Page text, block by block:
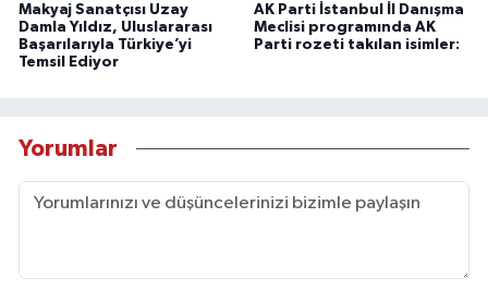
Makyaj Sanatçısı Uzay
Damla Yıldız, Uluslararası
Başarılarıyla Türkiye’yi
Temsil Ediyor
AK Parti İstanbul İl Danışma
Meclisi programında AK
Parti rozeti takılan isimler:
Yorumlar